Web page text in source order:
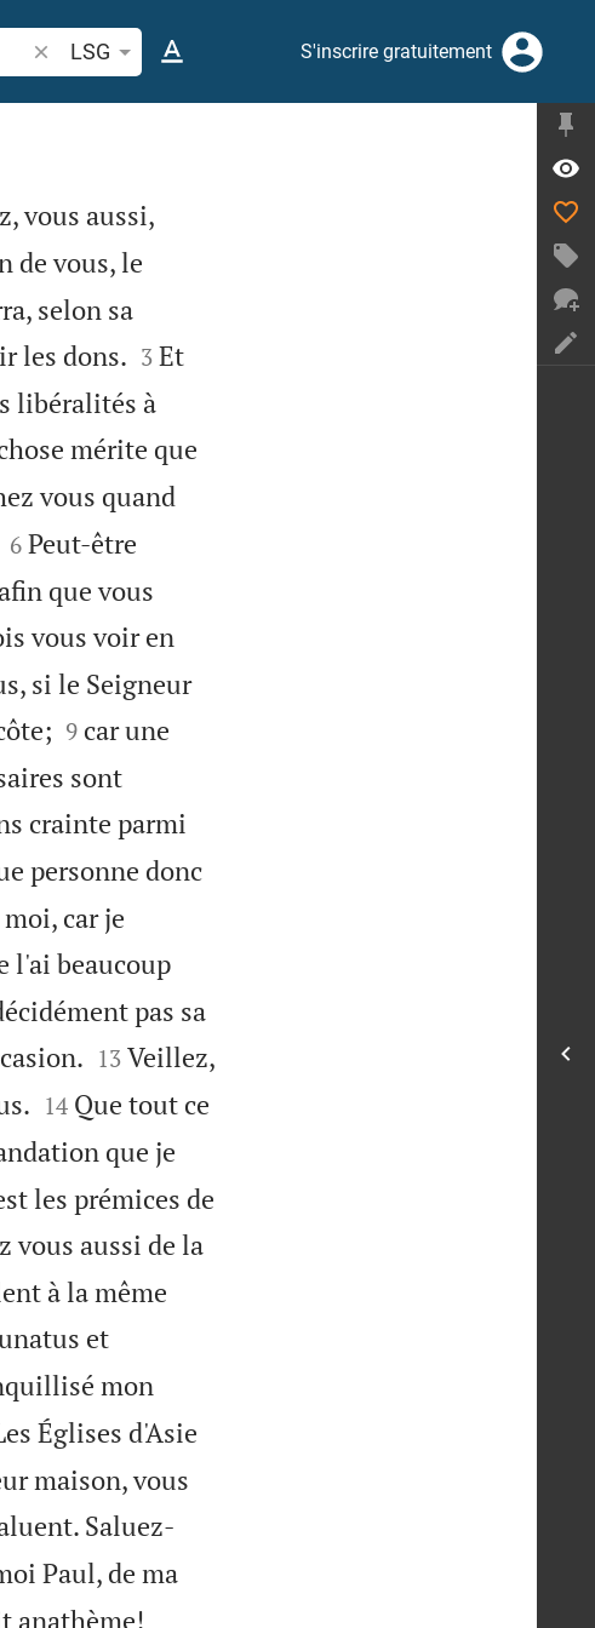
Recherche d'un verset biblique ou mot
LSG S'inscrire gratuitement
vous aussi,
de vous, le
selon sa
les dons.
3 Et
libéralités à
mérite que
vous quand

6 Peut-être
que vous
vous voir en
si le Seigneur

9 car une
sont
crainte parmi
personne donc
car je
l'ai beaucoup
pas sa

13 Veillez,

14 Que tout ce
que je
les prémices de
vous aussi de la
à la même
et
mon
Églises d'Asie
maison, vous
Saluez-
Paul, de ma
anathème!